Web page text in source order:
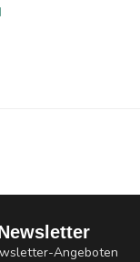
Angeboten